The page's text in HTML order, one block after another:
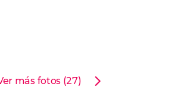
más fotos (27)